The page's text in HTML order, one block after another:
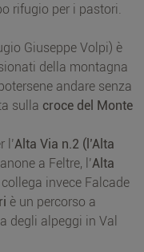
rifugio per i pastori.
Giuseppe Volpi) è
della montagna
andare senza
sulla croce del Monte
l’Alta Via n.2 (l’Alta
a Feltre, l’Alta
invece Falcade
è un percorso a
degli alpeggi in Val